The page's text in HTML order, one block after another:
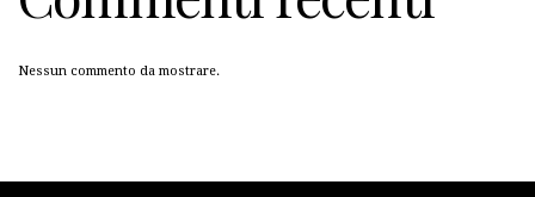
Nessun commento da mostrare.